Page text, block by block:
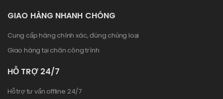
GIAO HÀNG NHANH CHÓNG
Cung cấp hàng chính xác, đúng chủng loại
Giao hàng tại chân công trình
HỖ TRỢ 24/7
Hỗ trợ tư vấn offline 24/7